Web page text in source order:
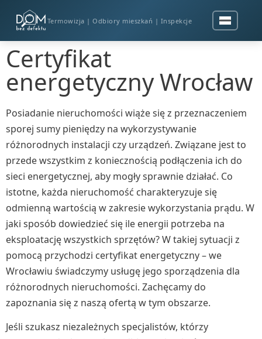
Termowizja | Odbiory mieszkań | Inspekcje
Certyfikat
energetyczny Wrocław
Posiadanie nieruchomości wiąże się z przeznaczeniem
sporej sumy pieniędzy na wykorzystywanie
różnorodnych instalacji czy urządzeń. Związane jest to
przede wszystkim z koniecznością podłączenia ich do
sieci energetycznej, aby mogły sprawnie działać. Co
istotne, każda nieruchomość charakteryzuje się
odmienną wartością w zakresie wykorzystania prądu. W
jaki sposób dowiedzieć się ile energii potrzeba na
eksploatację wszystkich sprzętów? W takiej sytuacji z
pomocą przychodzi certyfikat energetyczny – we
Wrocławiu świadczymy usługę jego sporządzenia dla
różnorodnych nieruchomości. Zachęcamy do
zapoznania się z naszą ofertą w tym obszarze.
Jeśli szukasz niezależnych specjalistów, którzy